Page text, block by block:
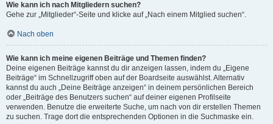
Wie kann ich nach Mitgliedern suchen?
Gehe zur „Mitglieder“-Seite und klicke auf „Nach einem Mitglied suchen“.
Nach oben
Wie kann ich meine eigenen Beiträge und Themen finden?
Deine eigenen Beiträge kannst du dir anzeigen lassen, indem du „Eigene
Beiträge“ im Schnellzugriff oben auf der Boardseite auswählst. Alternativ
kannst du auch „Deine Beiträge anzeigen“ in deinem persönlichen Bereich
oder „Beiträge des Benutzers suchen“ auf deiner eigenen Profilseite
verwenden. Benutze die erweiterte Suche, um nach von dir erstellen Themen
zu suchen. Trage dort die entsprechenden Optionen in die Suchmaske ein.